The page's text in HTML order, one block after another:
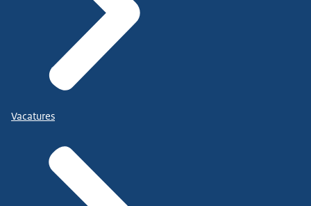
Vacatures